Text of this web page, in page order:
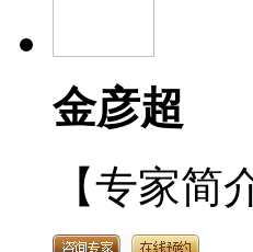
金彦超
【专家